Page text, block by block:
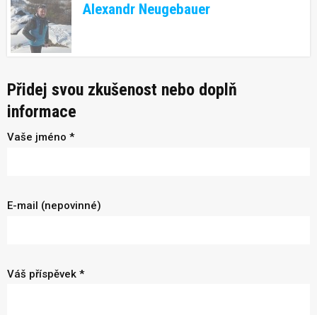
Alexandr Neugebauer
Přidej svou zkušenost nebo doplň
informace
Vaše jméno *
E-mail (nepovinné)
Váš příspěvek *